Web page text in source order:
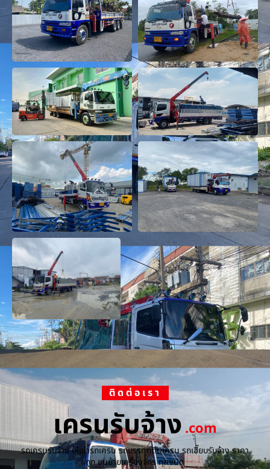
ติดต่อเรา
เครนรับจ้าง.com
รถเครนรับจ้าง ให้เช่ารถเครน รถบรรทุกติดเครน รถเฮี๊ยบรับจ้าง ราคา
ถูก ขนย้ายเครื่องจักร ทุกชนิด